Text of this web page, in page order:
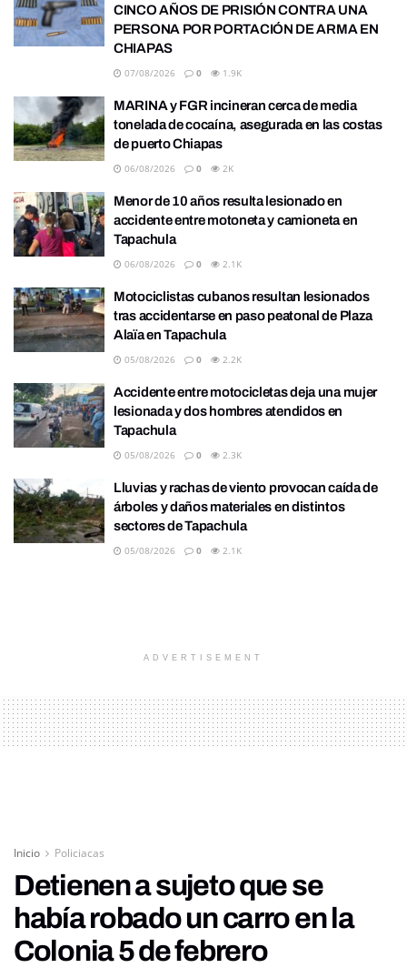
CINCO AÑOS DE PRISIÓN CONTRA UNA
PERSONA POR PORTACIÓN DE ARMA EN
CHIAPAS
07/08/2026 0 1.9K
MARINA y FGR incineran cerca de media
tonelada de cocaína, asegurada en las costas
de puerto Chiapas
06/08/2026 0 2K
Menor de 10 años resulta lesionado en
accidente entre motoneta y camioneta en
Tapachula
06/08/2026 0 2.1K
Motociclistas cubanos resultan lesionados
tras accidentarse en paso peatonal de Plaza
Alaïa en Tapachula
05/08/2026 0 2.2K
Accidente entre motocicletas deja una mujer
lesionada y dos hombres atendidos en
Tapachula
05/08/2026 0 2.3K
Lluvias y rachas de viento provocan caída de
árboles y daños materiales en distintos
sectores de Tapachula
05/08/2026 0 2.1K
ADVERTISEMENT
Inicio Policiacas
Detienen a sujeto que se
había robado un carro en la
Colonia 5 de febrero